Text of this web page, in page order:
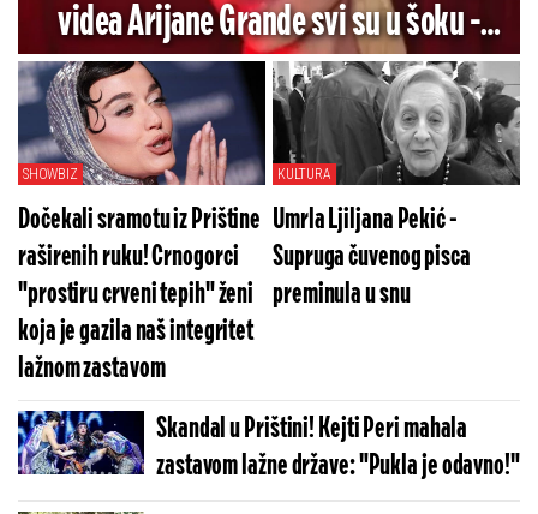
videa Arijane Grande svi su u šoku -
Pogledajte koliko je jezivo (VIDEO)
SHOWBIZ
Dočekali sramotu iz Prištine
raširenih ruku! Crnogorci
"prostiru crveni tepih" ženi
koja je gazila naš integritet
lažnom zastavom
KULTURA
Umrla Ljiljana Pekić -
Supruga čuvenog pisca
preminula u snu
Skandal u Prištini! Kejti Peri mahala
zastavom lažne države: "Pukla je odavno!"